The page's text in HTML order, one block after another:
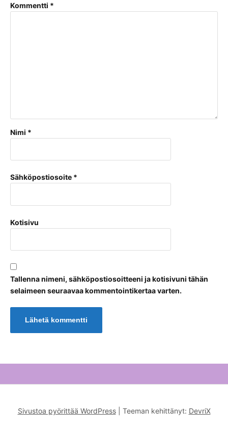
Kommentti *
Nimi *
Sähköpostiosoite *
Kotisivu
Tallenna nimeni, sähköpostiosoitteeni ja kotisivuni tähän
selaimeen seuraavaa kommentointikertaa varten.
Sivustoa pyörittää WordPress Teeman kehittänyt: DevriX